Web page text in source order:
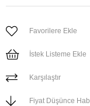
Favorilere Ekle
İstek Listeme Ekle
Karşılaştır
Fiyat Düşünce